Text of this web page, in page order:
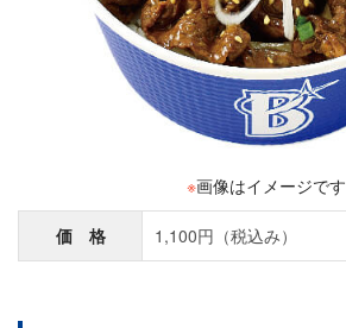
※画像はイメージです
価 格 1,100円（税込み）